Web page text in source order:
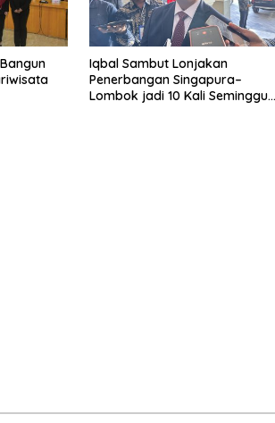
Iqbal Sambut Lonjakan
Penerbangan Singapura–
Lombok jadi 10 Kali Seminggu,